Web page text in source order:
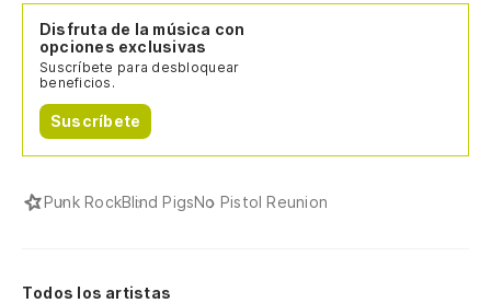
Disfruta de la música con
opciones exclusivas
Suscríbete para desbloquear
beneficios.
Suscríbete
Punk RockBlind PigsNo Pistol Reunion
Todos los artistas